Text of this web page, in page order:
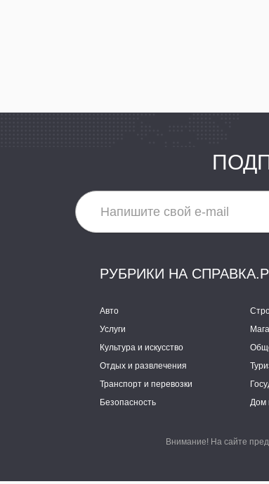
РУБРИКИ НА
Авто
Услуги
Культура и искусство
Отдых и развлечения
Транспорт и перевозки
Безопасность
Дом
Внимание! На сайте